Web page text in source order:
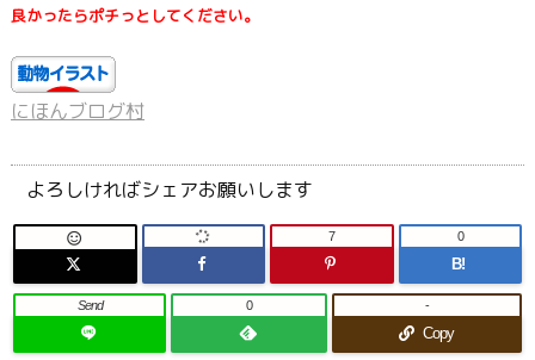
良かったらポチっとしてください。
にほんブログ村
よろしければシェアお願いします
 7
B!
0
Send 0
Copy
-